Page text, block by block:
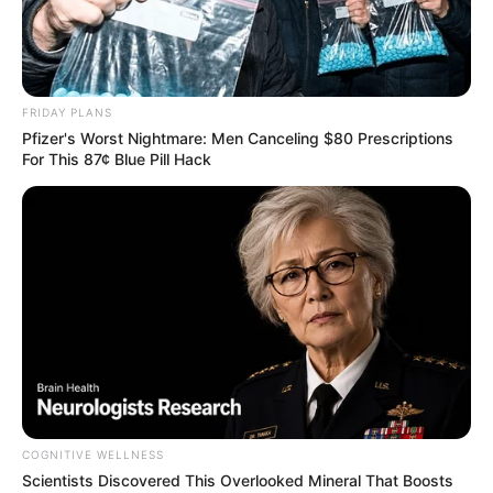
ഹനാൻഷായുംപുതിയ
തലമുറക്കാരുടെ ഹരം പകരുന്ന ഗായകരാണ്.
നവമാധ്യമങ്ങളിൽ നിറഞ്ഞുനിൽക്കുന്ന ഇവർക്ക്
സ്വീകാര്യതയാണുള്ളത്. ഇരുവരും ഒന്നിച്ചുള്ള
ചിറാപുഞ്ചി എന്ന് തുടങ്ങുന്ന മ്യൂമ്പിക്ക് ആൽബം
ഏറെ പോപ്പുലറാണ്.
അതിനു ശേഷം ഇരുവരും ഒന്നിച്ച് പാടി
FRIDAY PLANS
Pfizer's Worst Nightmare: Men Canceling $80 Prescriptions
For This 87¢ Blue Pill Hack
COGNITIVE WELLNESS
Scientists Discovered This Overlooked Mineral That Boosts